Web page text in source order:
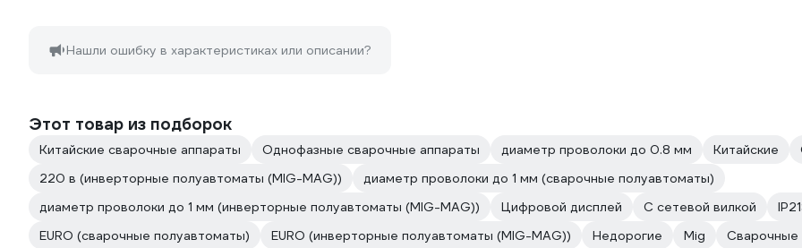
Нашли ошибку в характеристиках или описании?
Этот товар из подборок
Китайские сварочные аппараты Однофазные сварочные аппараты диаметр проволоки до 0.8 мм Китайские
220 в (инверторные полуавтоматы (MIG-MAG))
диаметр проволоки до 1 мм (сварочные полуавтоматы)
диаметр проволоки до 1 мм (инверторные полуавтоматы (MIG-MAG))
Цифровой дисплей С сетевой вилкой
EURO (сварочные полуавтоматы)
EURO (инверторные полуавтоматы (MIG-MAG)) Недорогие Mig Сварочные